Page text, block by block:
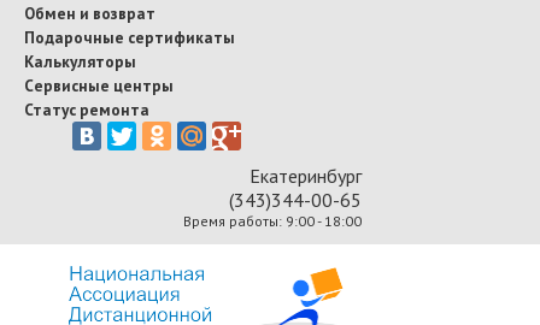
Обмен и возврат
Подарочные сертификаты
Калькуляторы
Сервисные центры
Статус ремонта
Екатеринбург
(343)344-00-65
Время работы: 9:00 - 18:00